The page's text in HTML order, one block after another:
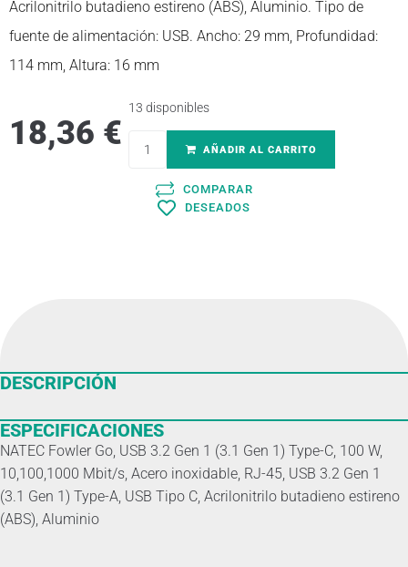
Acrilonitrilo butadieno estireno (ABS), Aluminio. Tipo de
fuente de alimentación: USB. Ancho: 29 mm, Profundidad:
114 mm, Altura: 16 mm
18,36 €
13 disponibles
AÑADIR AL CARRITO
COMPARAR
DESEADOS
DESCRIPCIÓN
ESPECIFICACIONES
NATEC Fowler Go, USB 3.2 Gen 1 (3.1 Gen 1) Type-C, 100 W,
10,100,1000 Mbit/s, Acero inoxidable, RJ-45, USB 3.2 Gen 1
(3.1 Gen 1) Type-A, USB Tipo C, Acrilonitrilo butadieno estireno
(ABS), Aluminio